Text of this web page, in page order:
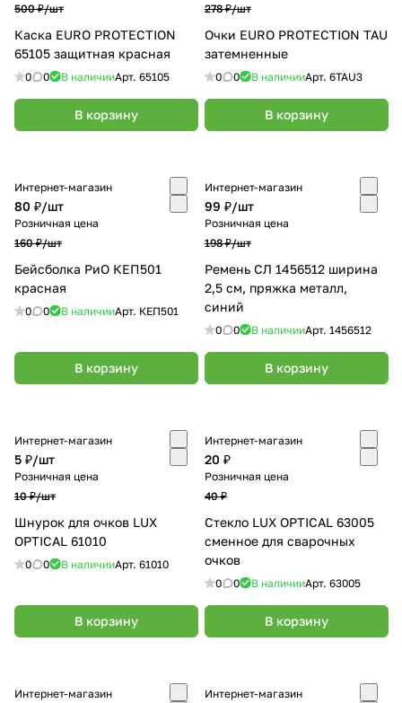
500 ₽/шт
Каска EURO PROTECTION
65105 защитная красная
0 0 В наличииАрт. 65105
В корзину
278 ₽/шт
Очки EURO PROTECTION TAU
затемненные
0 0 В наличииАрт. 6TAU3
В корзину
Интернет-магазин
80 ₽/шт
Розничная цена
160 ₽/шт
Бейсболка РиО КЕП501
красная
0 0 В наличииАрт. КЕП501
В корзину
Интернет-магазин
99 ₽/шт
Розничная цена
198 ₽/шт
Ремень СЛ 1456512 ширина
2,5 см, пряжка металл,
синий
0 0 В наличииАрт. 1456512
В корзину
Интернет-магазин
5 ₽/шт
Розничная цена
10 ₽/шт
Шнурок для очков LUX
OPTICAL 61010
0 0 В наличииАрт. 61010
В корзину
Интернет-магазин
20 ₽
Розничная цена
40 ₽
Стекло LUX OPTICAL 63005
сменное для сварочных
очков
0 0 В наличииАрт. 63005
В корзину
Интернет-магазин Интернет-магазин